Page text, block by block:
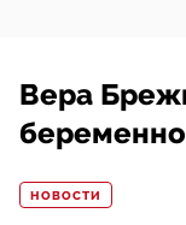
Вера
НОВОСТИ